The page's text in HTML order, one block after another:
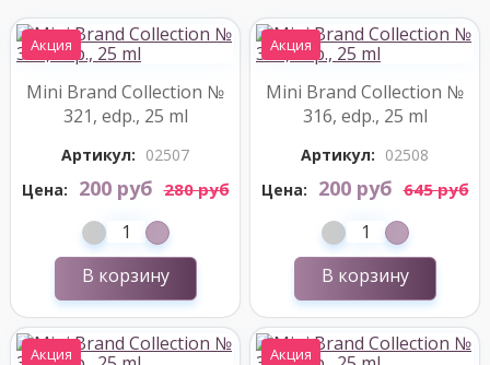
Акция
Mini Brand Collection №
321, edp., 25 ml
Артикул: 02507
Цена:
200 руб 280 руб
В корзину
Акция
Mini Brand Collection №
316, edp., 25 ml
Артикул: 02508
Цена:
200 руб 645 руб
В корзину
Акция Акция